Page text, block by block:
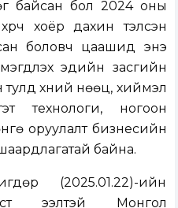
байсан бол 2024 оны
хоёр дахин тэлсэн
боловч цаашид энэ
эдийн засгийн
тулд хүний нөөц, хиймэл
технологи, ногоон
оруулалт бизнесийн
байна.
(2025.01.22)-ийн
ээлтэй Монгол